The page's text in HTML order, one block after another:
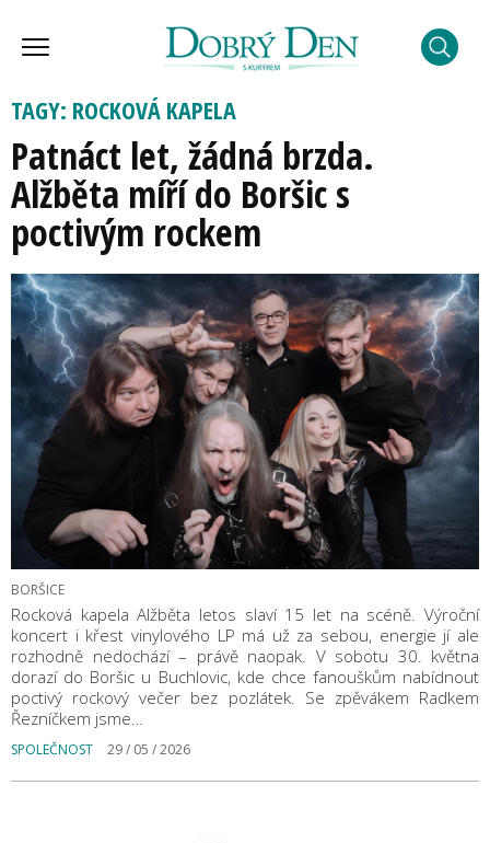
TAGY: ROCKOVÁ KAPELA
Patnáct let, žádná brzda.
Alžběta míří do Boršic s
poctivým rockem
BORŠICE
Rocková kapela Alžběta letos slaví 15 let na scéně. Výroční
koncert i křest vinylového LP má už za sebou, energie jí ale
rozhodně nedochází – právě naopak. V sobotu 30. května
dorazí do Boršic u Buchlovic, kde chce fanouškům nabídnout
poctivý rockový večer bez pozlátek. Se zpěvákem Radkem
Řezníčkem jsme…
SPOLEČNOST 29 / 05 / 2026